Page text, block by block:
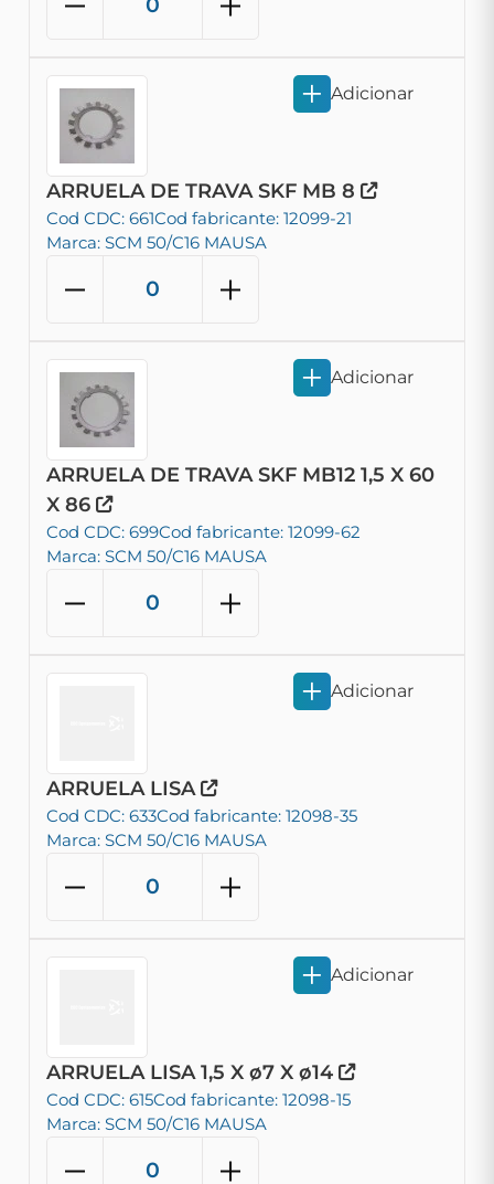
ARRUELA DE TRAVA SKF MB 8
Cod CDC: 661Cod fabricante: 12099-21
Marca: SCM 50/C16 MAUSA
Adicionar
ARRUELA DE TRAVA SKF MB12 1,5 X 60
X 86
Cod CDC: 699Cod fabricante: 12099-62
Marca: SCM 50/C16 MAUSA
Adicionar
ARRUELA LISA
Cod CDC: 633Cod fabricante: 12098-35
Marca: SCM 50/C16 MAUSA
Adicionar
ARRUELA LISA 1,5 X ø7 X ø14
Cod CDC: 615Cod fabricante: 12098-15
Marca: SCM 50/C16 MAUSA
Adicionar